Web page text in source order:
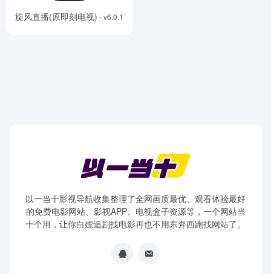
旋风直播(原即刻电视) - v6.0.1
以一当十影视导航收集整理了全网画质最优、观看体验最好
的免费电影网站、影视APP、电视盒子资源等，一个网站当
十个用，让你白嫖追剧找电影再也不用东奔西跑找网站了。